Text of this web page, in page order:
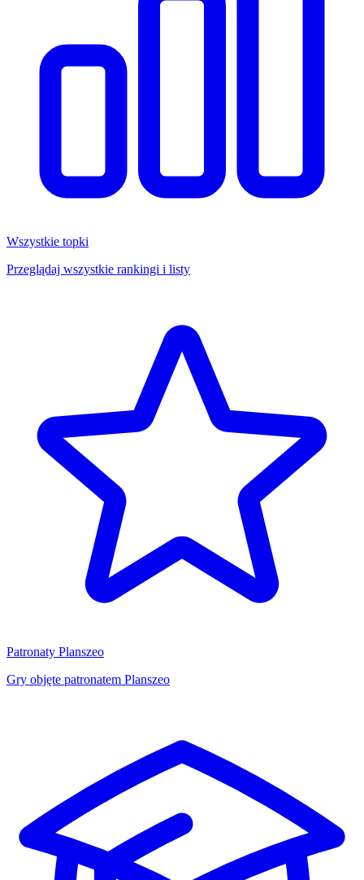
Wszystkie topki
Przeglądaj wszystkie rankingi i listy
Patronaty Planszeo
Gry objęte patronatem Planszeo